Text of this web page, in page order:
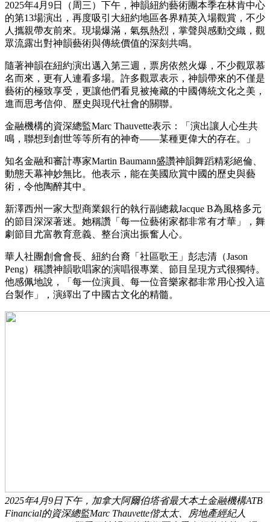
2025年4月9日（周三）下午，神韻紐約藝術團本季在林肯中心
的第13場演出，再度吸引大紐約地區各界精英入場觀賞，不少
人攜親帶友前來。現場爆滿，氣氛熱烈，掌聲與感動交織，觀
眾流露出對神韻藝術與傳統價值的深刻共鳴。
隨著神韻在紐約演出邁入第三週，票房依然火爆，不少觀眾慕
名而來，更有人連看多場。許多觀眾表示，神韻帶來的不僅是
藝術的極致享受，更讓他們看見被掩藏的中國傳統文化之美，
進而思考信仰、歷史與現代社會的關聯。
金融機構的資深總監Marc Thauvette表示：「演出讓人心生共
鳴，聯想到創世等等所有的神奇——某種更偉大的存在。」
知名金融和審計專家Martin Baumann盛讚神韻舞蹈精彩絕倫、
動態天幕神妙無比。他表示，能在美國欣賞中國的歷史與藝
術，令他陶醉其中。
新澤西州一家大型商業銀行的執行副總裁Jacque B為風格多元
的節目深深著迷。她稱讚「每一位藝術家都非常有才華」，舞
劇節目尤富教育意義、整台演出振奮人心。
華人社團創會會長、紐約台裔「社區歌王」彭志清（Jason
Peng）稱讚神韻歌唱家的演唱很專業、節目呈現方式很獨特。
他感佩地說，「每一位演員、每一位音樂家都非常用心投入這
台製作」，演繹出了中國古文化的精髓。
2025年4月9日下午，加拿大阿爾伯塔省最大本土金融機構ATB
Financial的資深總監Marc Thauvette偕太太、房地產經紀人